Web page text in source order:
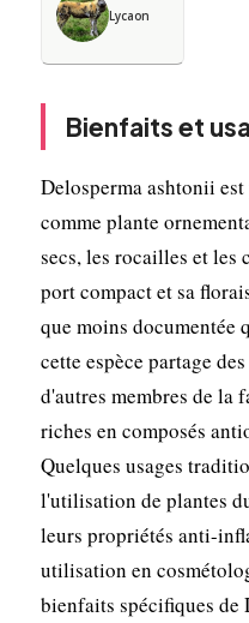
Lycaon
Bienfaits et
Delosperma ashtonii
comme plante
secs, les rocailles et les
port compact et sa
que moins documentée
cette espèce partage
d'autres membres de la
riches en composés
Quelques usages
l'utilisation de plantes
leurs propriétés anti-
utilisation en
bienfaits spécifiques de